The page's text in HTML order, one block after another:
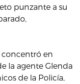
punzante a su
concentró en
la agente Glenda
de la Policía,